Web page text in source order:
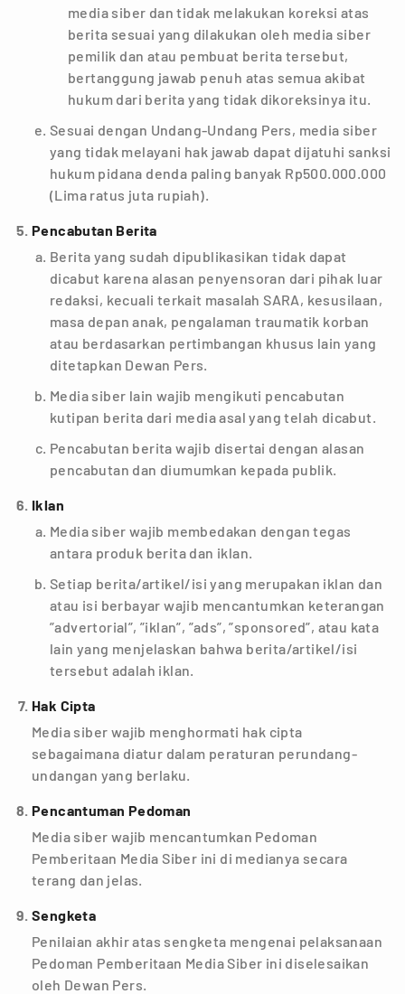
media siber dan tidak melakukan koreksi atas
berita sesuai yang dilakukan oleh media siber
pemilik dan atau pembuat berita tersebut,
bertanggung jawab penuh atas semua akibat
hukum dari berita yang tidak dikoreksinya itu.
Sesuai dengan Undang-Undang Pers, media siber
yang tidak melayani hak jawab dapat dijatuhi sanksi
hukum pidana denda paling banyak Rp500.000.000
(Lima ratus juta rupiah).
Pencabutan Berita
Berita yang sudah dipublikasikan tidak dapat
dicabut karena alasan penyensoran dari pihak luar
redaksi, kecuali terkait masalah SARA, kesusilaan,
masa depan anak, pengalaman traumatik korban
atau berdasarkan pertimbangan khusus lain yang
ditetapkan Dewan Pers.
Media siber lain wajib mengikuti pencabutan
kutipan berita dari media asal yang telah dicabut.
Pencabutan berita wajib disertai dengan alasan
pencabutan dan diumumkan kepada publik.
Iklan
Media siber wajib membedakan dengan tegas
antara produk berita dan iklan.
Setiap berita/artikel/isi yang merupakan iklan dan
atau isi berbayar wajib mencantumkan keterangan
”advertorial”, ”iklan”, ”ads”, ”sponsored”, atau kata
lain yang menjelaskan bahwa berita/artikel/isi
tersebut adalah iklan.
Hak Cipta
Media siber wajib menghormati hak cipta
sebagaimana diatur dalam peraturan perundang-
undangan yang berlaku.
Pencantuman Pedoman
Media siber wajib mencantumkan Pedoman
Pemberitaan Media Siber ini di medianya secara
terang dan jelas.
Sengketa
Penilaian akhir atas sengketa mengenai pelaksanaan
Pedoman Pemberitaan Media Siber ini diselesaikan
oleh Dewan Pers.